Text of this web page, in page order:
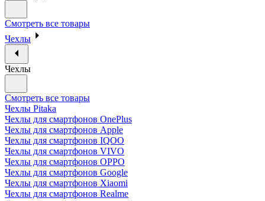
Смотреть все товары
Чехлы
Чехлы
Смотреть все товары
Чехлы Pitaka
Чехлы для смартфонов OnePlus
Чехлы для смартфонов Apple
Чехлы для смартфонов IQOO
Чехлы для смартфонов VIVO
Чехлы для смартфонов OPPO
Чехлы для смартфонов Google
Чехлы для смартфонов Xiaomi
Чехлы для смартфонов Realme